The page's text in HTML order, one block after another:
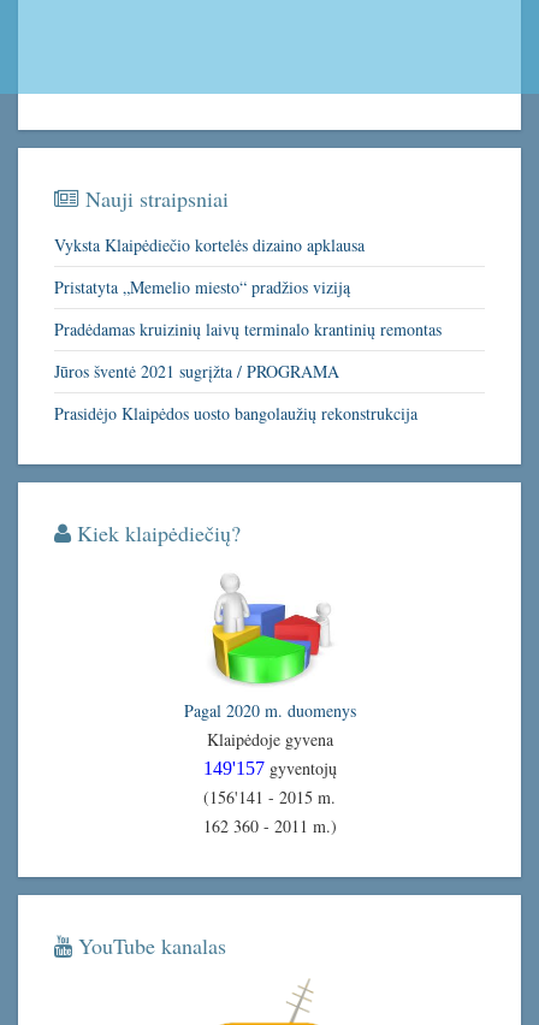
Nauji straipsniai
Vyksta Klaipėdiečio kortelės dizaino apklausa
Pristatyta „Memelio miesto“ pradžios viziją
Pradėdamas kruizinių laivų terminalo krantinių remontas
Jūros šventė 2021 sugrįžta / PROGRAMA
Prasidėjo Klaipėdos uosto bangolaužių rekonstrukcija
Kiek klaipėdiečių?
Pagal 2020 m. duomenys
Klaipėdoje gyvena
149'157 gyventojų
(156'141 - 2015 m.
162 360 - 2011 m.)
YouTube kanalas